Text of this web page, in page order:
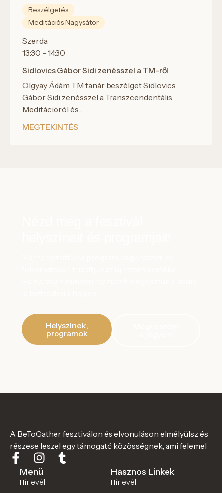
Beszélgetés
Meditációs Nagysátor
Szerda
13:30 - 14:30
Sidlovics Gábor Sidi zenésszel a TM-ről
Olgyay Ádám TM tanár beszélget Sidlovics
Gábor Sidi zenésszel a Transzcendentális
Meditációról és...
MEGTEKINTÉS
Helyszínek,
programok
A BeToGather fesztiválon és elvonuláson elmélyülsz és
részese leszel egy támogató közösségnek, ami felemel
Menü
Hírlevél
Hasznos Linkek
Hírlevél